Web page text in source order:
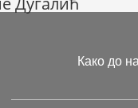
Како до